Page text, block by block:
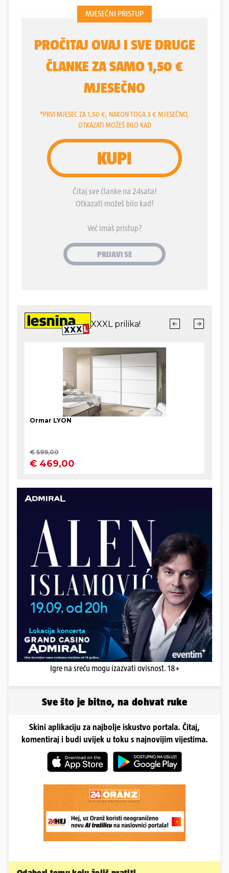
rijetko to činili na zadnjim velikim turnirima kada su
igrali protiv Hrvata.
Igre na sreću mogu izazvati ovisnost. 18+
Sve što je bitno, na dohvat ruke
Skini aplikaciju za najbolje iskustvo portala. Čitaj,
komentiraj i budi uvijek u toku s najnovijim vijestima.